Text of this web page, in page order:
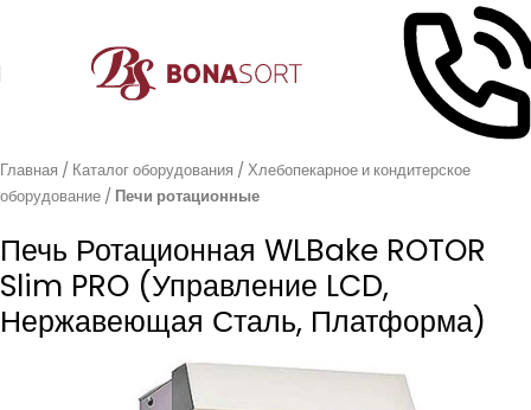
Главная Каталог оборудования
Хлебопекарное и кондитерское
оборудование
Печи ротационные
Печь Ротационная WLBake ROTOR
Slim PRO (управление LCD,
Нержавеющая Сталь, Платформа)